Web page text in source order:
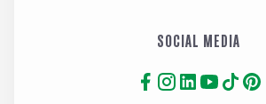
SOCIAL MEDIA